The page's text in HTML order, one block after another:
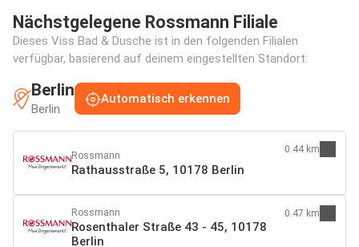
Nächstgelegene Rossmann Filiale
Dieses Viss Bad & Dusche ist in den folgenden Filialen
verfügbar, basierend auf deinem eingestellten Standort:
Berlin
Berlin
Automatisch erkennen
Rossmann
Rathausstraße 5, 10178 Berlin
0.44 km
Rossmann
Rosenthaler Straße 43 - 45, 10178
Berlin
0.47 km